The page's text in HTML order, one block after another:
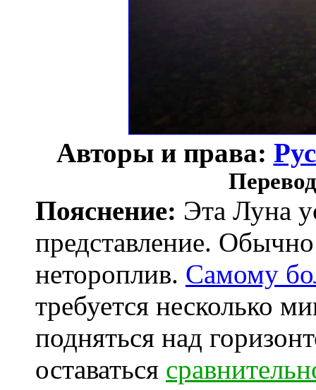
Авторы и права:
Пояснение: Эта Луна
представление.
нетороплив. Самому
требуется несколько
подняться над
оставаться